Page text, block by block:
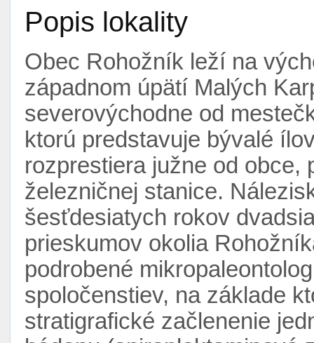
Popis lokality
Obec Rohožník leží na
západnom úpätí Malých
severovýchodne od
ktorú predstavuje bývalé
rozprestiera južne od obce,
železničnej stanice.
šesťdesiatych rokov
prieskumov okolia
podrobené
spoločenstiev, na základe
stratigrafické začlenenie